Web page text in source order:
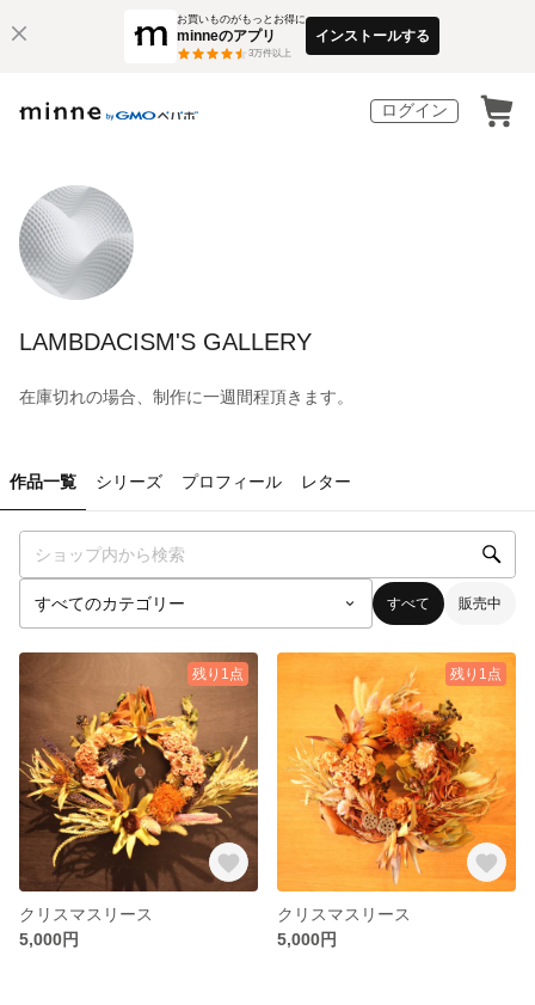
お買いものがもっとお得に
minneのアプリ
3万件以上
インストールする
ログイン
LAMBDACISM'S GALLERY
在庫切れの場合、制作に一週間程頂きます。
作品一覧 シリーズ プロフィール レター
すべて 販売中
残り1点
クリスマスリース
5,000円
残り1点
クリスマスリース
5,000円